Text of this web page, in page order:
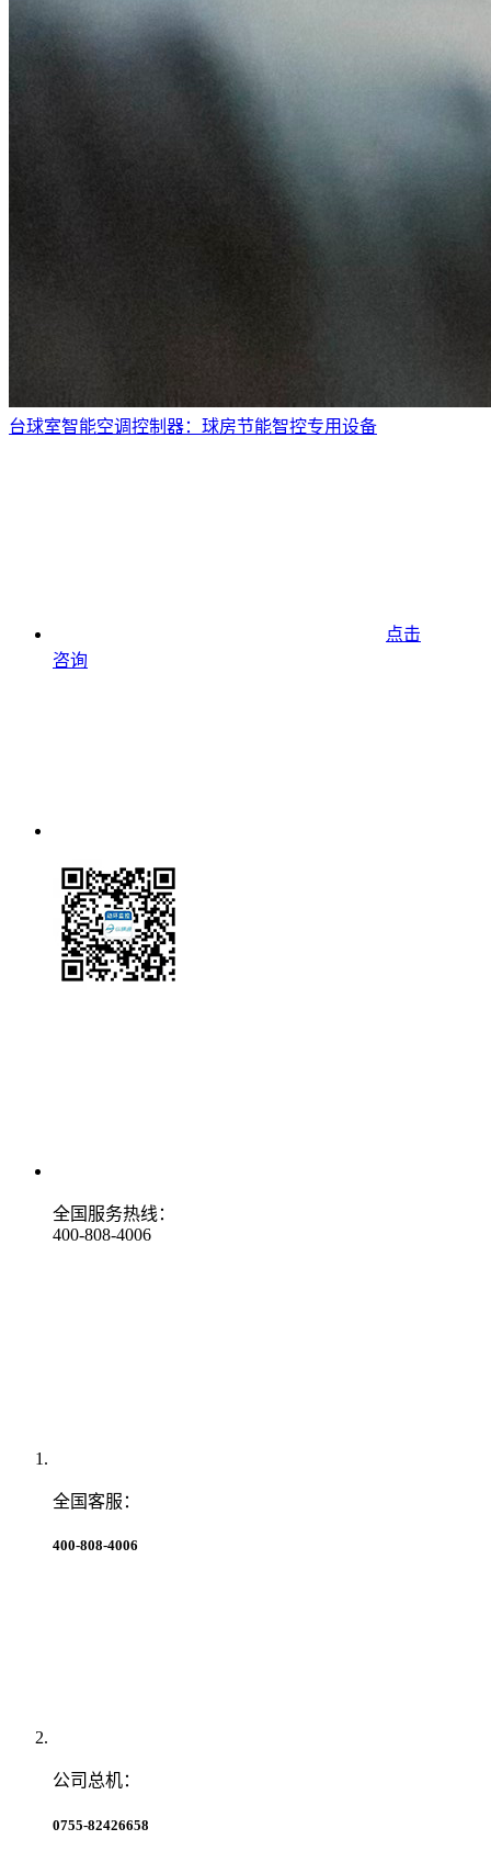
台球室智能空调控制器：球房节能智控专用设备
点击
咨询
全国服务热线：
400-808-4006
全国客服：
400-808-4006
公司总机：
0755-82426658